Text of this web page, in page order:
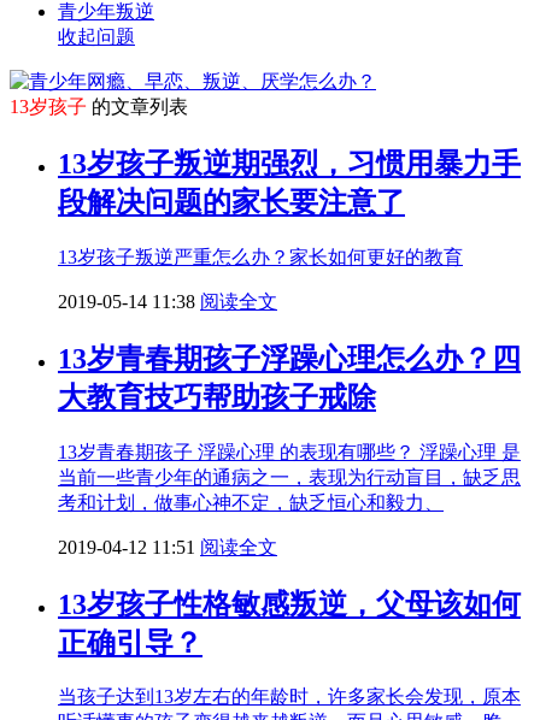
青少年叛逆
收起问题
13岁孩子 的文章列表
13岁孩子叛逆期强烈，习惯用暴力手
段解决问题的家长要注意了
13岁孩子叛逆严重怎么办？家长如何更好的教育
2019-05-14 11:38 阅读全文
13岁青春期孩子浮躁心理怎么办？四
大教育技巧帮助孩子戒除
13岁青春期孩子 浮躁心理 的表现有哪些？ 浮躁心理 是
当前一些青少年的通病之一，表现为行动盲目，缺乏思
考和计划，做事心神不定，缺乏恒心和毅力、
2019-04-12 11:51 阅读全文
13岁孩子性格敏感叛逆，父母该如何
正确引导？
当孩子达到13岁左右的年龄时，许多家长会发现，原本